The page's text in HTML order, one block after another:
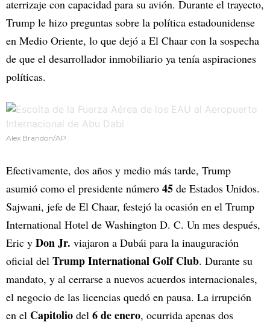
aterrizaje con capacidad para su avión. Durante el trayecto,
Trump le hizo preguntas sobre la política estadounidense
en Medio Oriente, lo que dejó a El Chaar con la sospecha
de que el desarrollador inmobiliario ya tenía aspiraciones
políticas.
Alex Brandon/AP.
Efectivamente, dos años y medio más tarde, Trump
asumió como el presidente número 45 de Estados Unidos.
Sajwani, jefe de El Chaar, festejó la ocasión en el Trump
International Hotel de Washington D. C. Un mes después,
Eric y Don Jr. viajaron a Dubái para la inauguración
oficial del Trump International Golf Club. Durante su
mandato, y al cerrarse a nuevos acuerdos internacionales,
el negocio de las licencias quedó en pausa. La irrupción
en el Capitolio del 6 de enero, ocurrida apenas dos